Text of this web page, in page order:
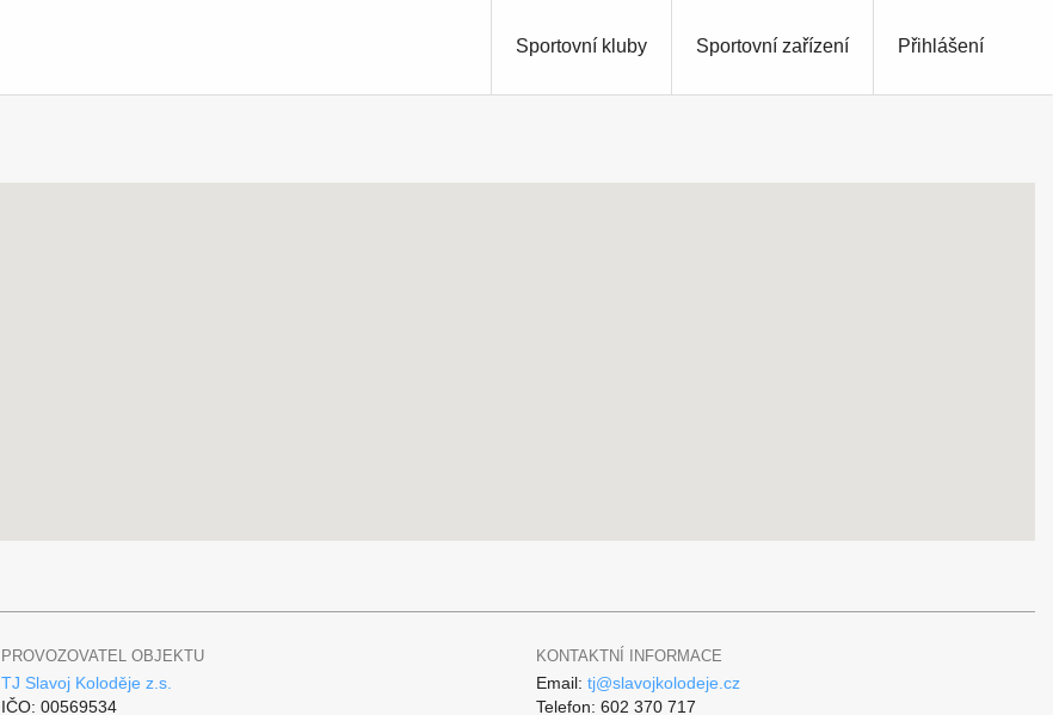
Přihlášení
Sportovní kluby Sportovní zařízení
PROVOZOVATEL OBJEKTU
TJ Slavoj Koloděje z.s.
IČO: 00569534
KONTAKTNÍ INFORMACE
Email: tj@slavojkolodeje.cz
Telefon: 602 370 717